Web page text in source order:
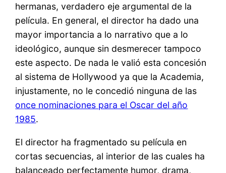
hermanas, verdadero eje argumental de la
película. En general, el director ha dado una
mayor importancia a lo narrativo que a lo
ideológico, aunque sin desmerecer tampoco
este aspecto. De nada le valió esta concesión
al sistema de Hollywood ya que la Academia,
injustamente, no le concedió ninguna de las
once nominaciones para el Oscar del año
1985.
El director ha fragmentado su película en
cortas secuencias, al interior de las cuales ha
balanceado perfectamente humor, drama,